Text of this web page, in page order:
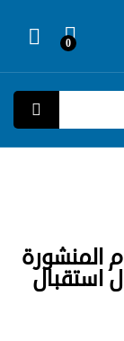
0
بحث
المنشورة
استقبال